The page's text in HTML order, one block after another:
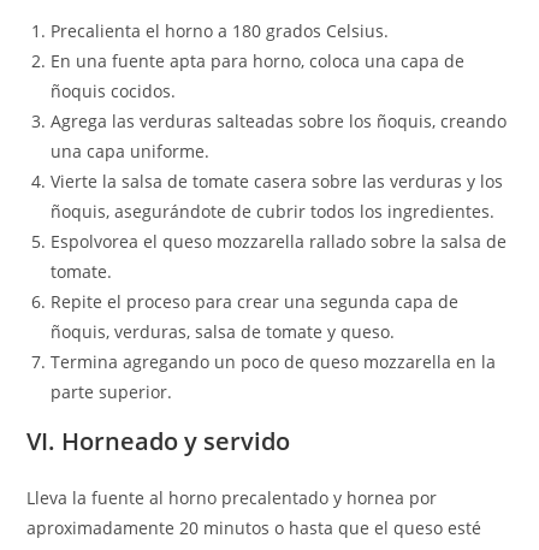
Precalienta el horno a 180 grados Celsius.
En una fuente apta para horno, coloca una capa de
ñoquis cocidos.
Agrega las verduras salteadas sobre los ñoquis, creando
una capa uniforme.
Vierte la salsa de tomate casera sobre las verduras y los
ñoquis, asegurándote de cubrir todos los ingredientes.
Espolvorea el queso mozzarella rallado sobre la salsa de
tomate.
Repite el proceso para crear una segunda capa de
ñoquis, verduras, salsa de tomate y queso.
Termina agregando un poco de queso mozzarella en la
parte superior.
VI. Horneado y servido
Lleva la fuente al horno precalentado y hornea por
aproximadamente 20 minutos o hasta que el queso esté